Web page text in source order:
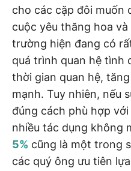
cho các cặp đôi muốn
cuộc yêu thăng hoa
trường hiện đang có
quá trình quan hệ tình
thời gian quan hệ,
mạnh. Tuy nhiên, nếu
đúng cách phù hợp
nhiều tác dụng không
5% cũng là một trong
các quý ông ưu tiên